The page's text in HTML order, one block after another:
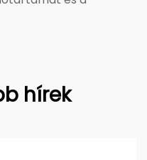
hírek